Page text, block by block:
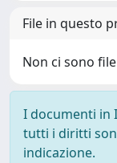
File in questo
Non ci sono
I documenti in
tutti i diritti
indicazione.